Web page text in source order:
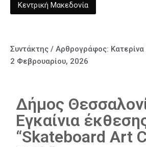
Κεντρική Μακεδονία
Συντάκτης / Αρθρογράφος:
2 Φεβρουαρίου, 2026
Δήμος
Εγκαίνια
“Skateboard Art